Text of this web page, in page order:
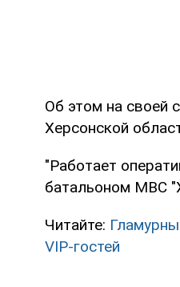
Об этом на своей
Херсонской
"Работает
батальоном МВС
Читайте:
VIP-гостей